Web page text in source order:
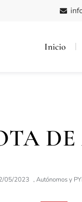
Inicio
05/2023 , Autónomos y